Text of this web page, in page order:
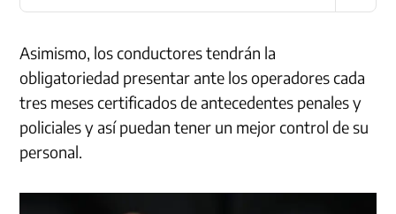
Asimismo, los conductores tendrán la
obligatoriedad presentar ante los operadores cada
tres meses certificados de antecedentes penales y
policiales y así puedan tener un mejor control de su
personal.